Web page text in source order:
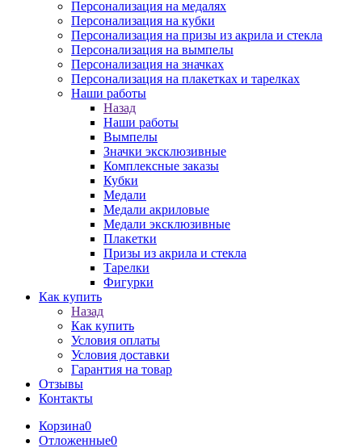
Персонализация на медалях
Персонализация на кубки
Персонализация на призы из акрила и стекла
Персонализация на вымпелы
Персонализация на значках
Персонализация на плакетках и тарелках
Наши работы
Назад
Наши работы
Вымпелы
Значки эксклюзивные
Комплексные заказы
Кубки
Медали
Медали акриловые
Медали эксклюзивные
Плакетки
Призы из акрила и стекла
Тарелки
Фигурки
Как купить
Назад
Как купить
Условия оплаты
Условия доставки
Гарантия на товар
Отзывы
Контакты
Корзина0
Отложенные0